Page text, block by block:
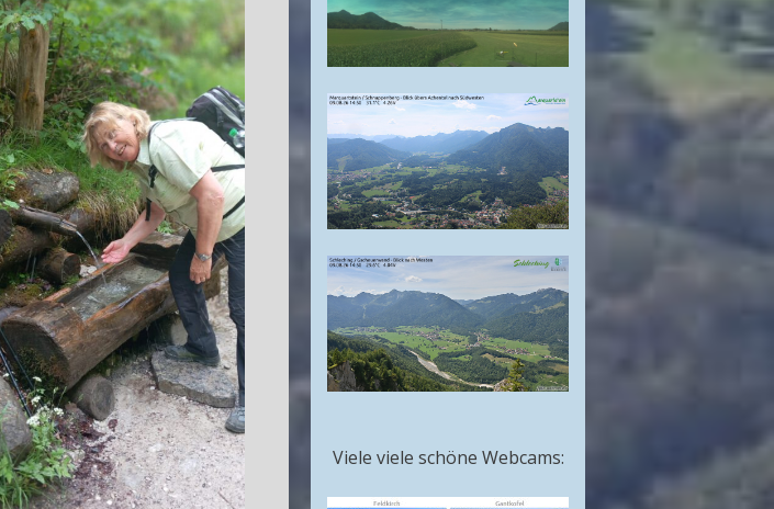
Viele viele schöne Webcams: